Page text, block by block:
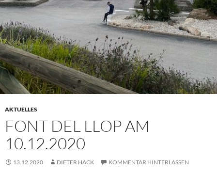
AKTUELLES
FONT DEL LLOP AM
10.12.2020
13.12.2020 DIETER HACK KOMMENTAR HINTERLASSEN